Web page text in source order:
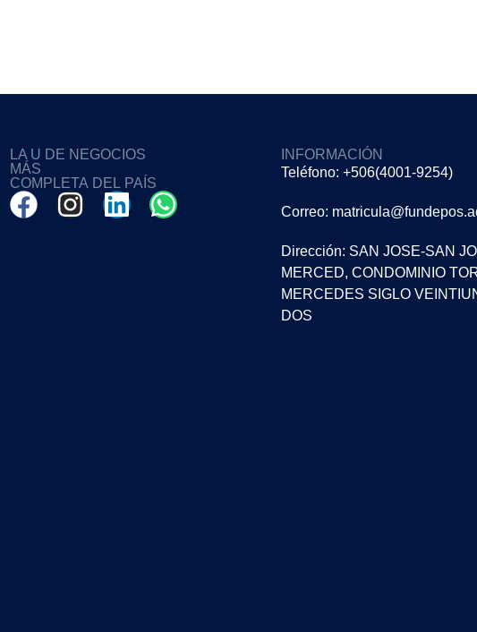
LA U DE NEGOCIOS
MÁS
COMPLETA DEL PAÍS
INFORMACIÓN
Teléfono: +506(4001-9254)
Correo:
Dirección: SAN JOSE-SAN
MERCED, CONDOMINIO
MERCEDES SIGLO
DOS